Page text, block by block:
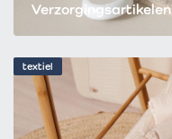
Verzorgingsartikelen
textiel